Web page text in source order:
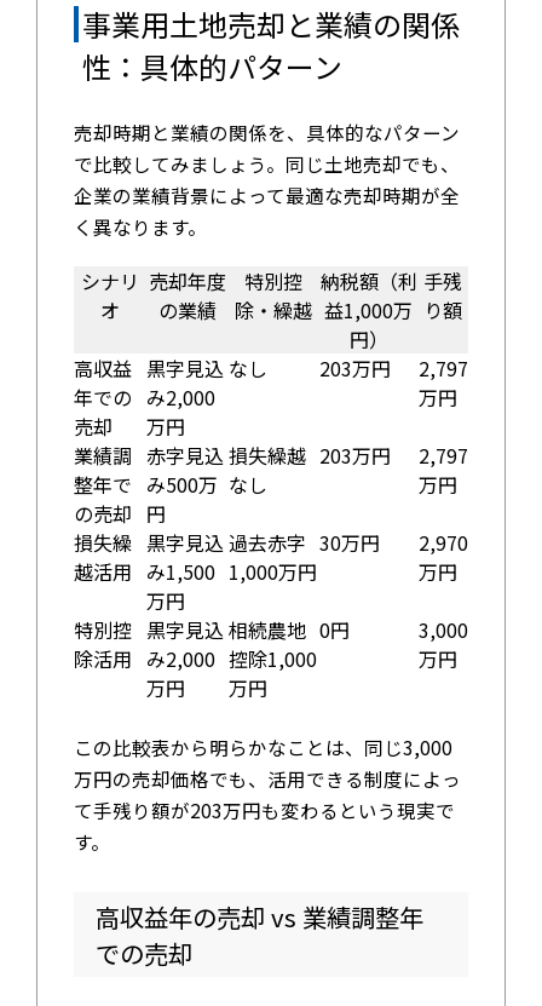
事業用土地売却と業績の関係
性：具体的パターン
売却時期と業績の関係を、具体的なパターン
で比較してみましょう。同じ土地売却でも、
企業の業績背景によって最適な売却時期が全
く異なります。
シナリ
オ
売却年度
の業績
特別控
除・繰越
納税額（利
益1,000万
円）
手残
り額
高収益
年での
売却
黒字見込
み2,000
万円
なし 203万円
2,797
万円
業績調
整年で
の売却
赤字見込
み500万
円
損失繰越
なし
203万円
2,797
万円
損失繰
越活用
黒字見込
み1,500
万円
過去赤字
1,000万円
30万円
2,970
万円
特別控
除活用
黒字見込
み2,000
万円
相続農地
控除1,000
万円
0円
3,000
万円
この比較表から明らかなことは、同じ3,000
万円の売却価格でも、活用できる制度によっ
て手残り額が203万円も変わるという現実で
す。
高収益年の売却 vs 業績調整年
での売却